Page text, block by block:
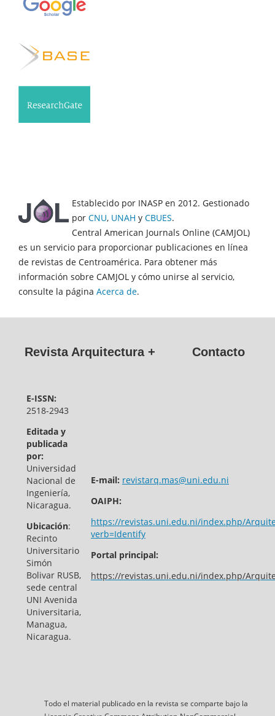
Establecido por INASP en 2012. Gestionado
por CNU, UNAH y CBUES.
Central American Journals Online (CAMJOL)
es un servicio para proporcionar publicaciones en línea
de revistas de Centroamérica. Para obtener más
información sobre CAMJOL y cómo unirse al servicio,
consulte la página Acerca de.
Revista Arquitectura + Contacto
E-ISSN:
2518-2943
Editada y
publicada
por:
Universidad
Nacional de
Ingeniería,
Nicaragua.
Ubicación:
Recinto
Universitario
Simón
Bolivar RUSB,
sede central
UNI Avenida
Universitaria,
Managua,
Nicaragua.
E-mail: revistarq.mas@uni.edu.ni
OAIPH:
https://revistas.uni.edu.ni/index.php/
verb=Identify
Portal principal:
https://revistas.uni.edu.ni/index.php/
Todo el material publicado en la revista se comparte bajo la